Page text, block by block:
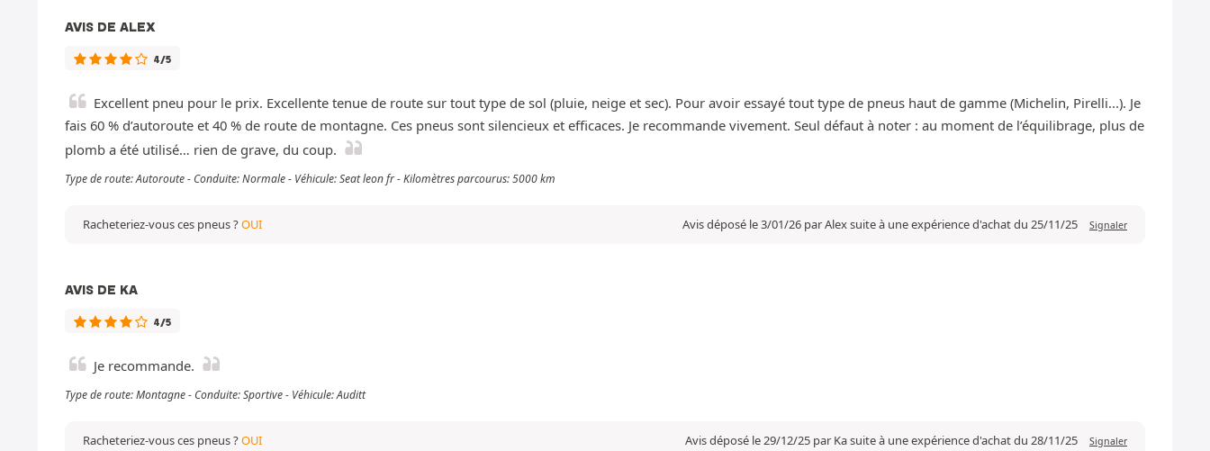
AVIS DE ALEX
4/5
Excellent pneu pour le prix. Excellente tenue de route sur tout type de sol (pluie, neige et sec). Pour avoir essayé tout type de pneus haut de gamme (Michelin, Pirelli...). Je
fais 60 % d’autoroute et 40 % de route de montagne. Ces pneus sont silencieux et efficaces. Je recommande vivement. Seul défaut à noter : au moment de l’équilibrage, plus de
plomb a été utilisé… rien de grave, du coup.
Type de route: Autoroute - Conduite: Normale - Véhicule: Seat leon fr - Kilomètres parcourus: 5000 km
Avis déposé le 3/01/26 par Alex suite à une expérience d'achat du 25/11/25 Signaler
Racheteriez-vous ces pneus ?OUI
AVIS DE KA
4/5
Je recommande.
Type de route: Montagne - Conduite: Sportive - Véhicule: Auditt
Avis déposé le 29/12/25 par Ka suite à une expérience d'achat du 28/11/25 Signaler
Racheteriez-vous ces pneus ?OUI